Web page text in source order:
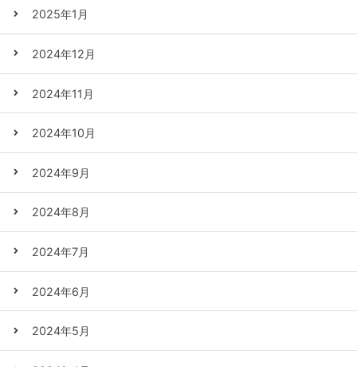
2025年1月
2024年12月
2024年11月
2024年10月
2024年9月
2024年8月
2024年7月
2024年6月
2024年5月